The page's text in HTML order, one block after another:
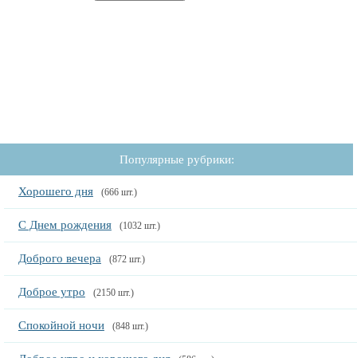
Популярные рубрики:
Хорошего дня (666 шт.)
С Днем рождения (1032 шт.)
Доброго вечера (872 шт.)
Доброе утро (2150 шт.)
Спокойной ночи (848 шт.)